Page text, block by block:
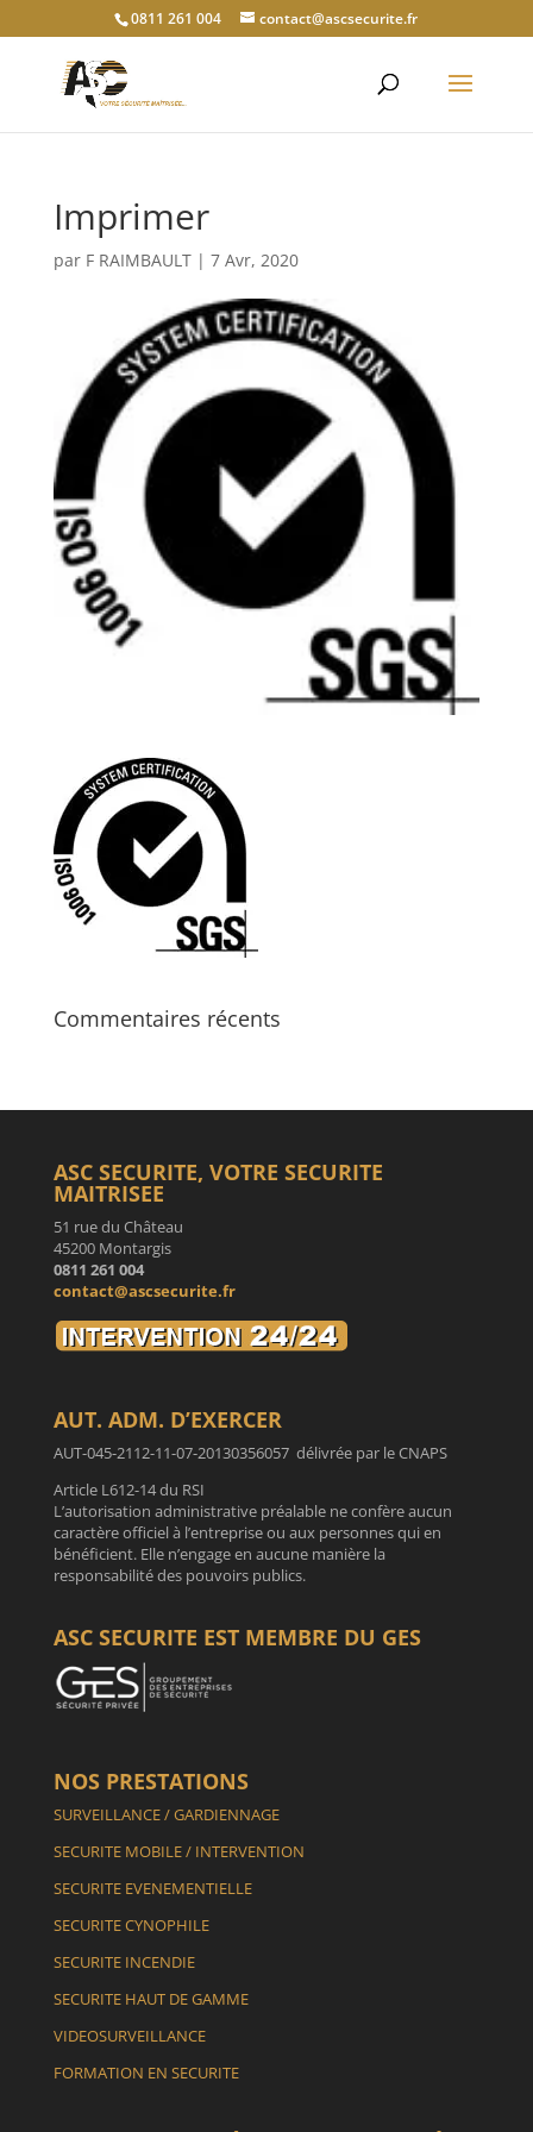
0811 261 004 contact@ascsecurite.fr
Imprimer
par F RAIMBAULT| 7 Avr, 2020
Commentaires récents
ASC SECURITE, VOTRE SECURITE
MAITRISEE
51 rue du Château
45200 Montargis
0811 261 004
contact@ascsecurite.fr
AUT. ADM. D’EXERCER
AUT-045-2112-11-07-20130356057 délivrée par le CNAPS
Article L612-14 du RSI
L’autorisation administrative préalable ne confère aucun
caractère officiel à l’entreprise ou aux personnes qui en
bénéficient. Elle n’engage en aucune manière la
responsabilité des pouvoirs publics.
ASC SECURITE EST MEMBRE DU GES
NOS PRESTATIONS
SURVEILLANCE / GARDIENNAGE
SECURITE MOBILE / INTERVENTION
SECURITE EVENEMENTIELLE
SECURITE CYNOPHILE
SECURITE INCENDIE
SECURITE HAUT DE GAMME
VIDEOSURVEILLANCE
FORMATION EN SECURITE